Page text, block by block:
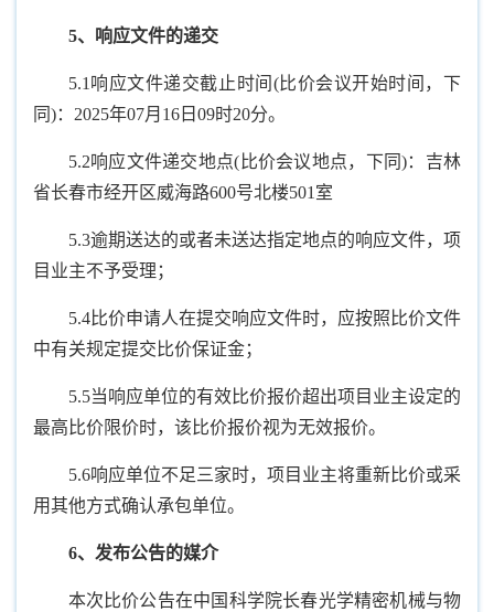
5、响应文件的递交
5.1响应文件递交截止时间(比价会议开始时间，下
同)：2025年07月16日09时20分。
5.2响应文件递交地点(比价会议地点，下同)：吉林
省长春市经开区威海路600号北楼501室
5.3逾期送达的或者未送达指定地点的响应文件，项
目业主不予受理；
5.4比价申请人在提交响应文件时，应按照比价文件
中有关规定提交比价保证金；
5.5当响应单位的有效比价报价超出项目业主设定的
最高比价限价时，该比价报价视为无效报价。
5.6响应单位不足三家时，项目业主将重新比价或采
用其他方式确认承包单位。
6、发布公告的媒介
本次比价公告在中国科学院长春光学精密机械与物